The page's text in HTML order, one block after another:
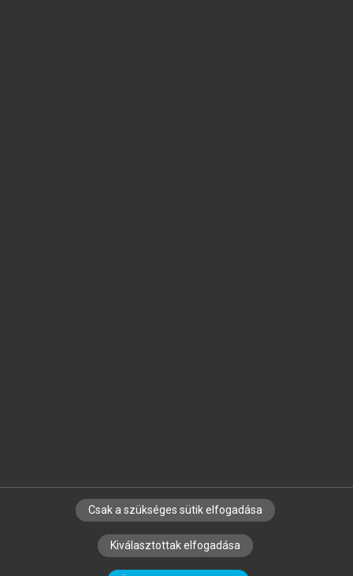
SZERZŐKNEK CÉGEKNEK KÖNYVTÁROSOKNAK
SZERKESZTÉSI ÉS LEKTORÁLÁSI ALAPELVEK
Csak a szükséges sütik elfogadása
Kiválasztottak elfogadása